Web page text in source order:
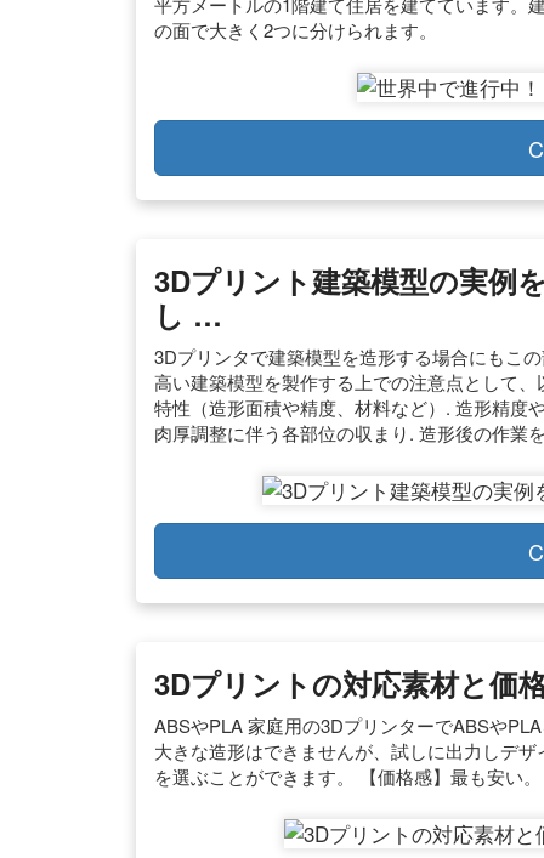
の面で大きく2つに分けられます。
3Dプリント建築模型の実例
し …
3Dプリンタで建築模型を造形する場合にもこ
高い建築模型を製作する上での注意点として
特性（造形面積や精度、材料など）. 造形精度
肉厚調整に伴う各部位の収まり. 造形後の作業
3Dプリントの対応素材と価
ABSやPLA 家庭用の3DプリンターでABSや
大きな造形はできませんが、試しに出力しデ
を選ぶことができます。 【価格感】最も安い